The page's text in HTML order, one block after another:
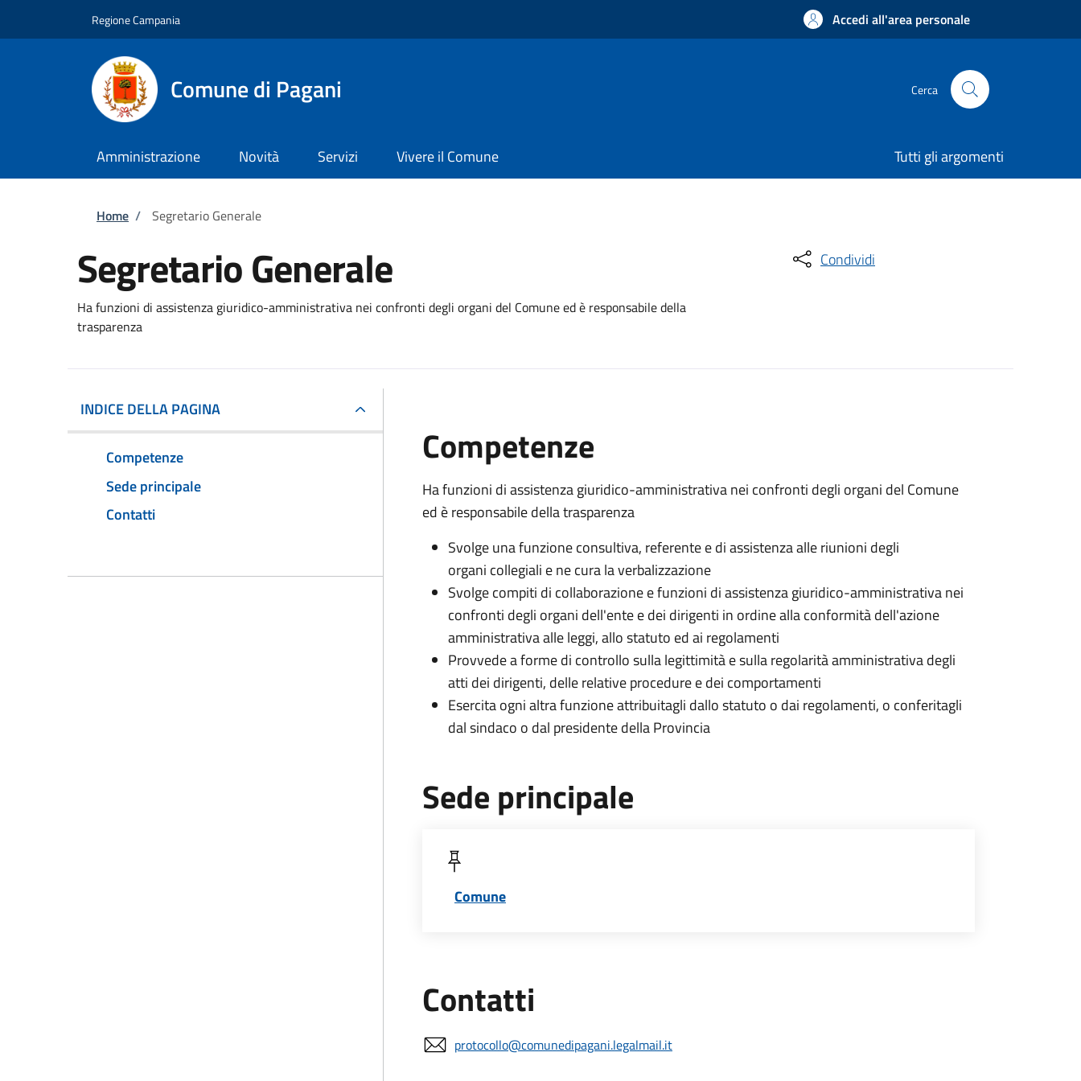
Regione Campania Accedi all'area personale
Comune di Pagani Cerca
Amministrazione Novità Servizi Vivere il Comune Tutti gli argomenti
Briciole di pane
Home / Segretario Generale
Segretario Generale
Ha funzioni di assistenza giuridico-amministrativa nei confronti degli organi del Comune ed è responsabile della
trasparenza
Condividi
INDICE DELLA PAGINA
Competenze
Sede principale
Contatti
Competenze
Ha funzioni di assistenza giuridico-amministrativa nei confronti degli organi del Comune
ed è responsabile della trasparenza
Svolge una funzione consultiva, referente e di assistenza alle riunioni degli
organi collegiali e ne cura la verbalizzazione
Svolge compiti di collaborazione e funzioni di assistenza giuridico-amministrativa nei
confronti degli organi dell'ente e dei dirigenti in ordine alla conformità dell'azione
amministrativa alle leggi, allo statuto ed ai regolamenti
Provvede a forme di controllo sulla legittimità e sulla regolarità amministrativa degli
atti dei dirigenti, delle relative procedure e dei comportamenti
Esercita ogni altra funzione attribuitagli dallo statuto o dai regolamenti, o conferitagli
dal sindaco o dal presidente della Provincia
Sede principale
Comune
Contatti
protocollo@comunedipagani.legalmail.it